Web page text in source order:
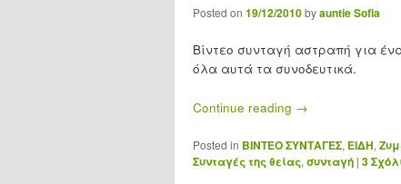
Posted on 19/12/2010byauntie Sofia
Βίντεο συνταγή αστραπή για
όλα αυτά τα συνοδευτικά.
Continue reading →
Posted in ΒΙΝΤΕΟ ΣΥΝΤΑΓΕΣ, ΕΙΔΗ,
Συνταγές της θείας, συνταγή | 3